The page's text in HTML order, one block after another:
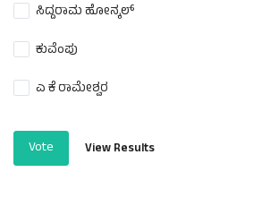
ಸಿದ್ದರಾಮ ಹೋನ್ಕಲ್
ಕುವೆಂಪು
ಎ ಕೆ ರಾಮೇಶ್ವರ
Vote View Results